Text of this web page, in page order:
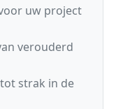
uw project
verouderd
strak in de